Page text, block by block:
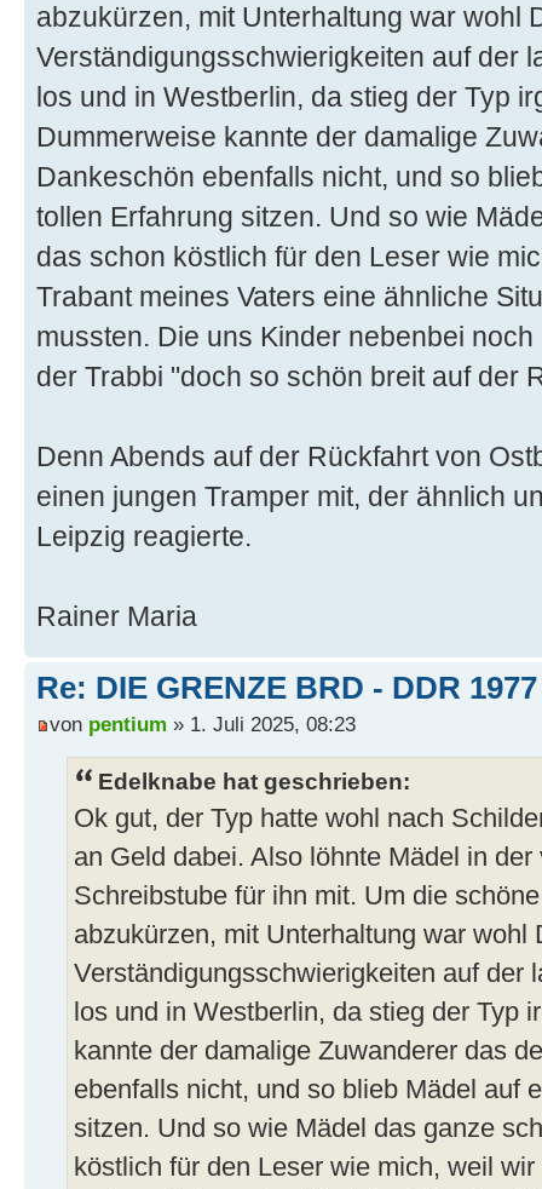
abzukürzen, mit Unterhaltung war wohl
Verständigungsschwierigkeiten auf der
los und in Westberlin, da stieg der Typ
Dummerweise kannte der damalige
Dankeschön ebenfalls nicht, und so
tollen Erfahrung sitzen. Und so wie
das schon köstlich für den Leser wie
Trabant meines Vaters eine ähnliche
mussten. Die uns Kinder nebenbei
der Trabbi "doch so schön breit auf der
Denn Abends auf der Rückfahrt von
einen jungen Tramper mit, der ähnlich
Leipzig reagierte.
Rainer Maria
Re: DIE GRENZE BRD - DDR
von pentium » 1. Juli 2025, 08:23
Edelknabe hat geschrieben:
Ok gut, der Typ hatte wohl nach
an Geld dabei. Also löhnte Mädel in
Schreibstube für ihn mit. Um die
abzukürzen, mit Unterhaltung war wohl
Verständigungsschwierigkeiten auf der
los und in Westberlin, da stieg der Typ
kannte der damalige Zuwanderer das
ebenfalls nicht, und so blieb Mädel auf
sitzen. Und so wie Mädel das ganze
köstlich für den Leser wie mich, weil